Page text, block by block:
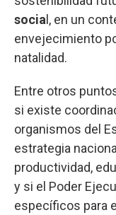
socia l, en un
envejecimiento
natalidad.
Entre otros
si existe
organismos del
estrategia
productividad,
y si el Poder
específicos para